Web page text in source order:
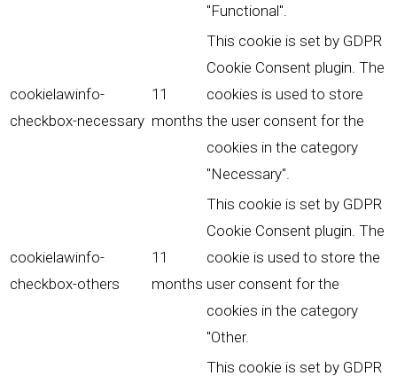
"Functional".
cookielawinfo-
checkbox-necessary
11
months
This cookie is set by GDPR
Cookie Consent plugin. The
cookies is used to store
the user consent for the
cookies in the category
"Necessary".
cookielawinfo-
checkbox-others
11
months
This cookie is set by GDPR
Cookie Consent plugin. The
cookie is used to store the
user consent for the
cookies in the category
"Other.
This cookie is set by GDPR